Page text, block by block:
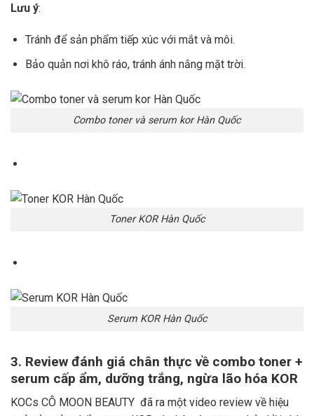
Lưu ý:
Tránh để sản phẩm tiếp xúc với mắt và môi.
Bảo quản nơi khô ráo, tránh ánh nắng mặt trời.
Combo toner và serum kor Hàn Quốc
Toner KOR Hàn Quốc
Serum KOR Hàn Quốc
3. Review đánh giá chân thực về combo toner +
serum cấp ẩm, dưỡng trắng, ngừa lão hóa KOR
KOCs CÔ MOON BEAUTY đã ra một video review về hiệu